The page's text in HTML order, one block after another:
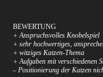
BEWERTUNG
+ Anspruchsvolles Knobelspiel
+ sehr hochwertiges,
+ witziges Katzen-Thema
+ Aufgaben mit verschiedenen
– Positionierung der Katzen